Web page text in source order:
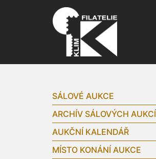
SÁLOVÉ AUKCE
ARCHÍV SÁLOVÝCH AUKCÍ
AUKČNÍ KALENDÁŘ
MÍSTO KONÁNÍ AUKCE